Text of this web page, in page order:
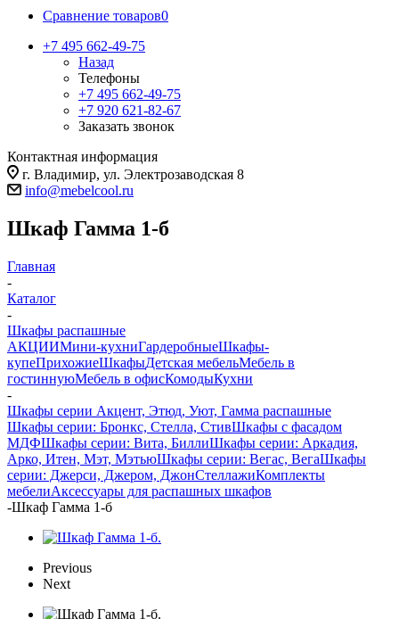
Сравнение товаров0
+7 495 662-49-75
Назад
Телефоны
+7 495 662-49-75
+7 920 621-82-67
Заказать звонок
Контактная информация
г. Владимир, ул. Электрозаводская 8
info@mebelcool.ru
Шкаф Гамма 1-б
Главная
-
Каталог
-
Шкафы распашные
АКЦИИМини-кухниГардеробныеШкафы-
купеПрихожиеШкафыДетская мебельМебель в
гостиннуюМебель в офисКомодыКухни
-
Шкафы серии Акцент, Этюд, Уют, Гамма распашные
Шкафы серии: Бронкс, Стелла, СтивШкафы с фасадом
МДФШкафы серии: Вита, БиллиШкафы серии: Аркадия,
Арко, Итен, Мэт, МэтьюШкафы серии: Вегас, ВегаШкафы
серии: Джерси, Джером, ДжонСтеллажиКомплекты
мебелиАксессуары для распашных шкафов
-Шкаф Гамма 1-б
Previous
Next